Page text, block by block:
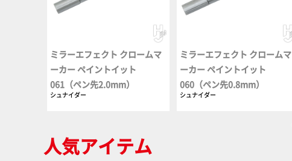
ミラーエフェクト クロームマ
ーカー ペイントイット
061（ペン先2.0mm）
シュナイダー
ミラーエフェクト クロームマ
ーカー ペイントイット
060（ペン先0.8mm）
シュナイダー
人気アイテム